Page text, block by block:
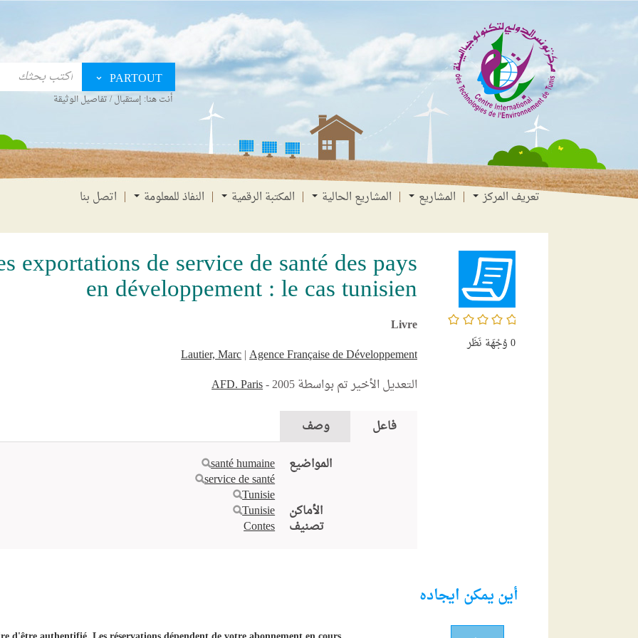
انتقل
القائمة
انتقال
المحتوى
الانتقال
البحث
PARTOUT
أنت هنا: إستقبال/تفاصيل الوثيقة
تعريف المركز المشاريع المشاريع الحالية المكتبة الرقمية النفاذ للمعلومة اتصل بنا
/5
0وُجْهَة نَظَر
exportations de service de santé des pays
en développement : le cas tunisien
Livre
Lautier, Marc|Agence Française de Développement
التعديل الأخير تم بواسطة
AFD. Paris- 2005
فاعل
وصف
المواضيع
santé humaine
service de santé
Tunisie
الأماكن Tunisie
تصنيف Contes
أين يمكن ايجاده